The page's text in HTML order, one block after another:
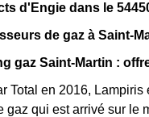
d'Engie dans le
de gaz à Saint-
gaz Saint-Martin :
Total en 2016, Lampiris
gaz qui est arrivé sur le